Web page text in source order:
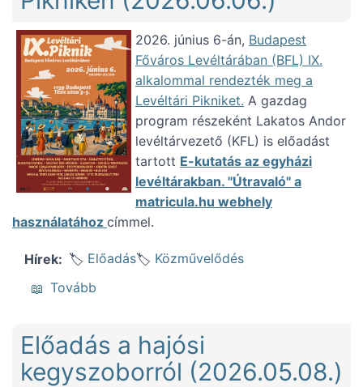
2026. június 6-án, Budapest
Főváros Levéltárában (BFL) IX.
alkalommal rendezték meg a
Levéltári Pikniket. A gazdag
program részeként Lakatos Andor
levéltárvezető (KFL) is előadást
tartott E-kutatás az egyházi
levéltárakban. "Útravaló" a
matricula.hu webhely
használatához címmel.
Hírek Előadás
Közművelődés
Tovább
Előadás a hajósi
kegyszoborról (2026.05.08.)